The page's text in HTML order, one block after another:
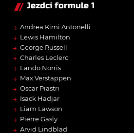
Jezdci formule 1
→ Andrea Kimi Antonelli
→ Lewis Hamilton
→ George Russell
→ Charles Leclerc
→ Lando Norris
→ Max Verstappen
→ Oscar Piastri
→ Isack Hadjar
→ Liam Lawson
→ Pierre Gasly
→ Arvid Lindblad